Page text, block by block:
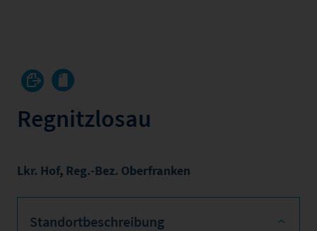
Regnitzlosau
Lkr. Hof, Reg.-Bez. Oberfranken
Standortbeschreibung